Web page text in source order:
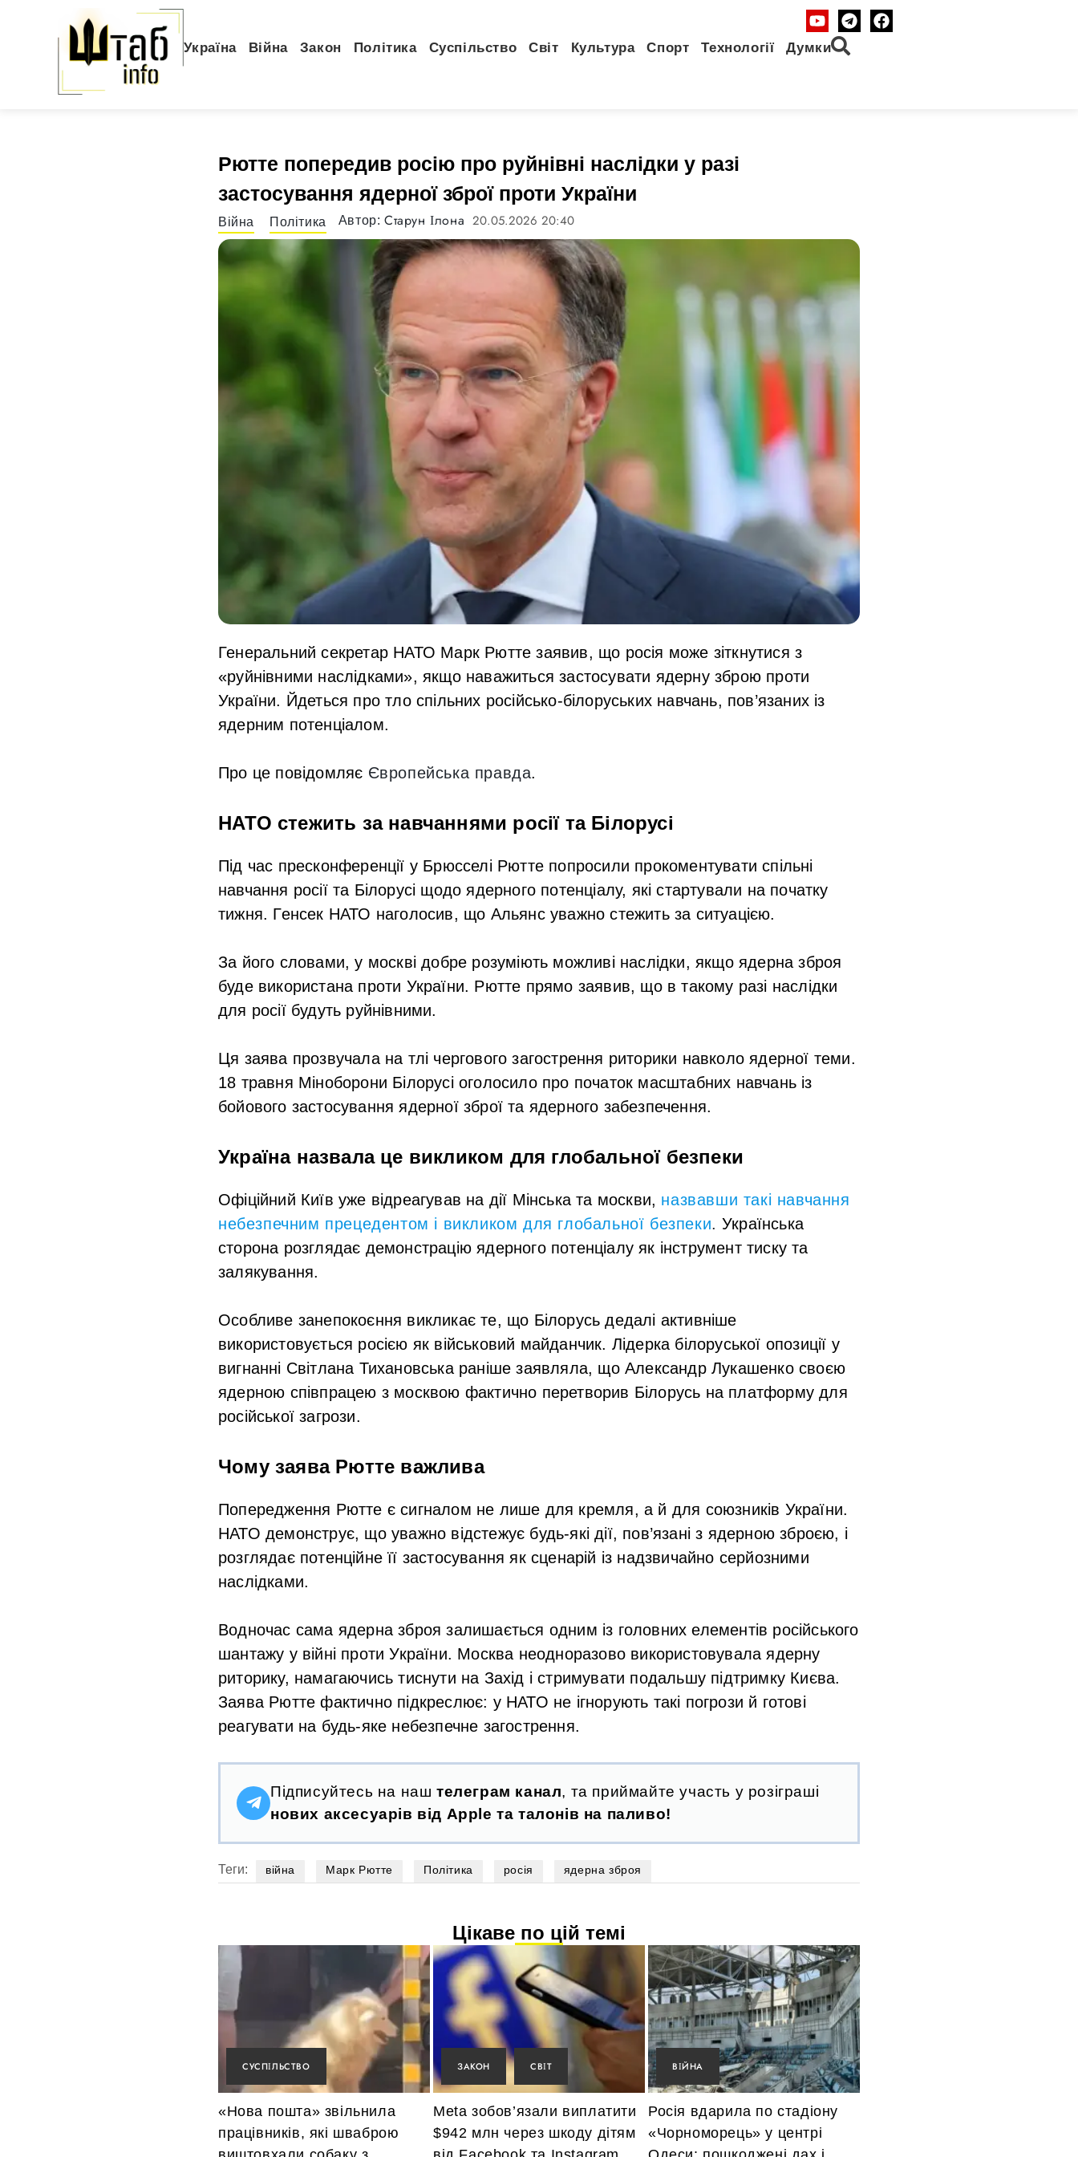
Україна Війна Закон Політика Суспільство Світ Культура Спорт Технології Думки
Рютте попередив росію про руйнівні наслідки у разі
застосування ядерної зброї проти України
Війна Політика Автор:Старун Ілона 20.05.2026 20:40
Генеральний секретар НАТО Марк Рютте заявив, що росія може зіткнутися з
«руйнівними наслідками», якщо наважиться застосувати ядерну зброю проти
України. Йдеться про тло спільних російсько-білоруських навчань, пов’язаних із
ядерним потенціалом.
Про це повідомляє Європейська правда.
НАТО стежить за навчаннями росії та Білорусі
Під час пресконференції у Брюсселі Рютте попросили прокоментувати спільні
навчання росії та Білорусі щодо ядерного потенціалу, які стартували на початку
тижня. Генсек НАТО наголосив, що Альянс уважно стежить за ситуацією.
За його словами, у москві добре розуміють можливі наслідки, якщо ядерна зброя
буде використана проти України. Рютте прямо заявив, що в такому разі наслідки
для росії будуть руйнівними.
Ця заява прозвучала на тлі чергового загострення риторики навколо ядерної теми.
18 травня Міноборони Білорусі оголосило про початок масштабних навчань із
бойового застосування ядерної зброї та ядерного забезпечення.
Україна назвала це викликом для глобальної безпеки
Офіційний Київ уже відреагував на дії Мінська та москви, назвавши такі навчання
небезпечним прецедентом і викликом для глобальної безпеки. Українська
сторона розглядає демонстрацію ядерного потенціалу як інструмент тиску та
залякування.
Особливе занепокоєння викликає те, що Білорусь дедалі активніше
використовується росією як військовий майданчик. Лідерка білоруської опозиції у
вигнанні Світлана Тихановська раніше заявляла, що Александр Лукашенко своєю
ядерною співпрацею з москвою фактично перетворив Білорусь на платформу для
російської загрози.
Чому заява Рютте важлива
Попередження Рютте є сигналом не лише для кремля, а й для союзників України.
НАТО демонструє, що уважно відстежує будь-які дії, пов’язані з ядерною зброєю, і
розглядає потенційне її застосування як сценарій із надзвичайно серйозними
наслідками.
Водночас сама ядерна зброя залишається одним із головних елементів російського
шантажу у війні проти України. Москва неодноразово використовувала ядерну
риторику, намагаючись тиснути на Захід і стримувати подальшу підтримку Києва.
Заява Рютте фактично підкреслює: у НАТО не ігнорують такі погрози й готові
реагувати на будь-яке небезпечне загострення.
Підписуйтесь на наш телеграм канал, та приймайте участь у розіграші
нових аксесуарів від Apple та талонів на паливо!
Теги: війна Марк Рютте Політика росія ядерна зброя
Цікаве по цій темі
СУСПІЛЬСТВО
«Нова пошта» звільнила
працівників, які шваброю
ЗАКОН СВІТ
Meta зобов’язали виплатити
$942 млн через шкоду дітям
ВІЙНА
Росія вдарила по стадіону
«Чорноморець» у центрі